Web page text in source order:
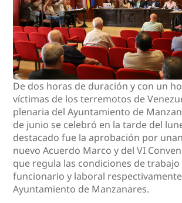
De dos horas de duración y con un
víctimas de los terremotos de
plenaria del Ayuntamiento de
de junio se celebró en la tarde del
destacado fue la aprobación por
nuevo Acuerdo Marco y del VI
que regula las condiciones de
funcionario y laboral
Ayuntamiento de Manzanares.